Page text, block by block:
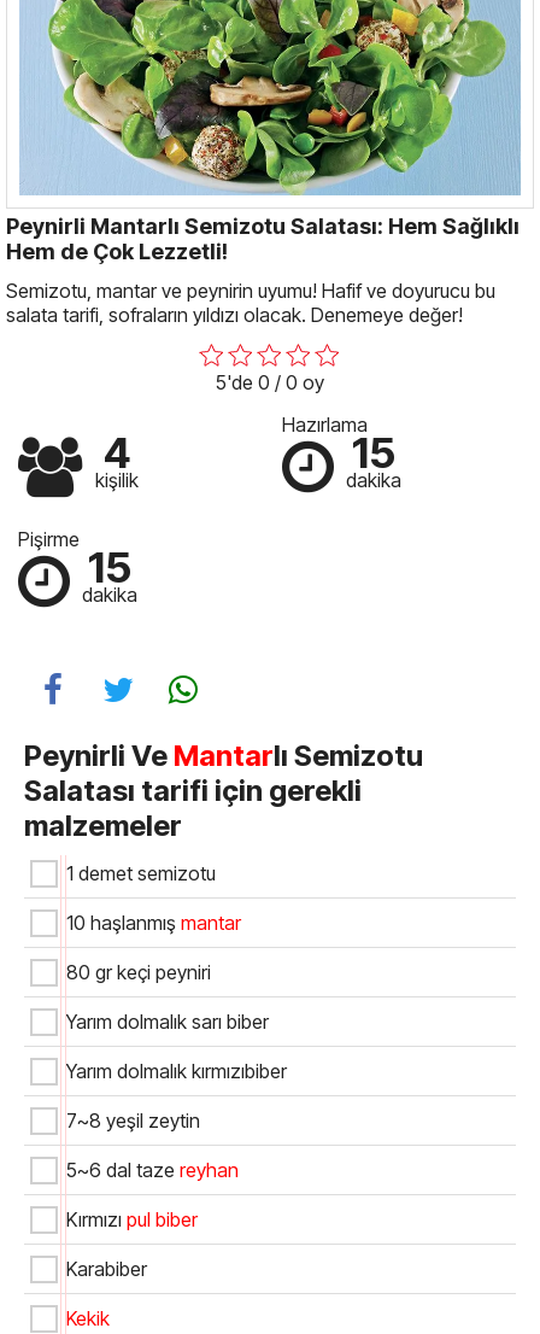
Peynirli Mantarlı Semizotu Salatası: Hem Sağlıklı
Hem de Çok Lezzetli!
Semizotu, mantar ve peynirin uyumu! Hafif ve doyurucu bu
salata tarifi, sofraların yıldızı olacak. Denemeye değer!
5'de 0 / 0 oy
4
kişilik
Hazırlama
15
dakika
Pişirme
15
dakika
Peynirli Ve Mantarlı Semizotu
Salatası tarifi için gerekli
malzemeler
1 demet semizotu
10 haşlanmış mantar
80 gr keçi peyniri
Yarım dolmalık sarı biber
Yarım dolmalık kırmızıbiber
7~8 yeşil zeytin
5~6 dal taze reyhan
Kırmızı pul biber
Karabiber
Kekik